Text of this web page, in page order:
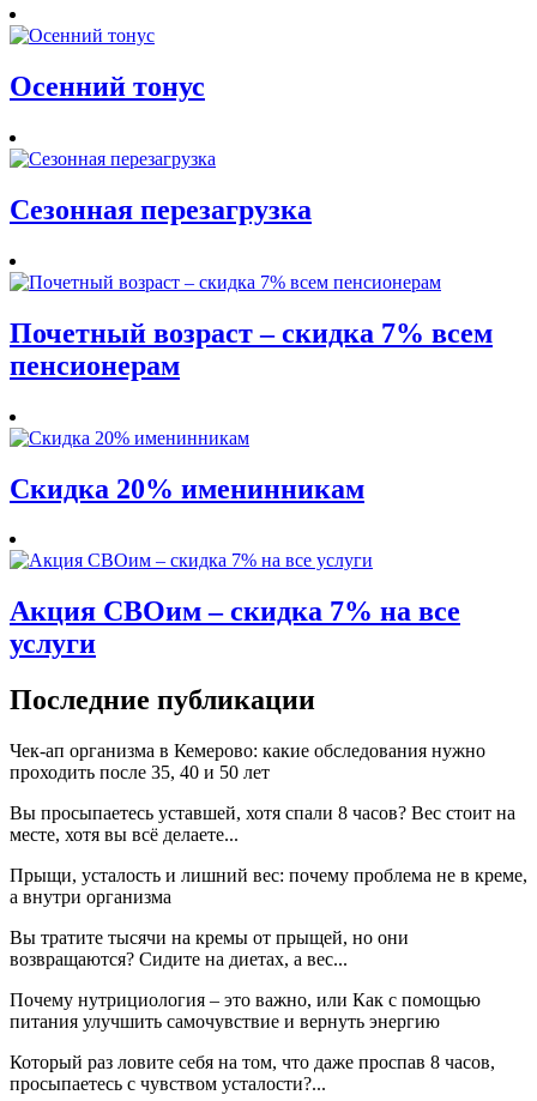
Осенний тонус
Сезонная перезагрузка
Почетный возраст – скидка 7% всем
пенсионерам
Скидка 20% именинникам
Акция СВОим – скидка 7% на все
услуги
Последние публикации
Чек-ап организма в Кемерово: какие обследования нужно
проходить после 35, 40 и 50 лет
Вы просыпаетесь уставшей, хотя спали 8 часов? Вес стоит на
месте, хотя вы всё делаете...
Прыщи, усталость и лишний вес: почему проблема не в креме,
а внутри организма
Вы тратите тысячи на кремы от прыщей, но они
возвращаются? Сидите на диетах, а вес...
Почему нутрициология – это важно, или Как с помощью
питания улучшить самочувствие и вернуть энергию
Который раз ловите себя на том, что даже проспав 8 часов,
просыпаетесь с чувством усталости?...